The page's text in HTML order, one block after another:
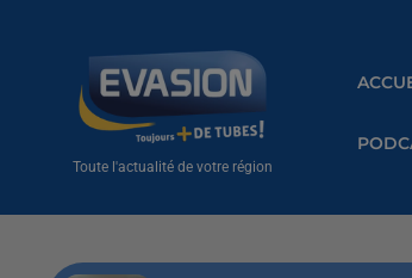
Toute l'actualité de votre région